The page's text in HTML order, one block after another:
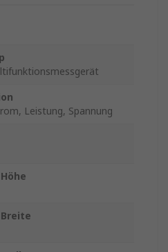
Leistung, Spannung